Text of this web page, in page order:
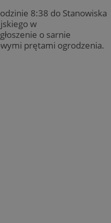
8:38 do Stanowiska
w
o sarnie
prętami ogrodzenia.